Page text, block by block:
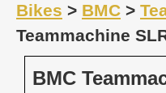
Bikes > BMC >
Teammachine
BMC